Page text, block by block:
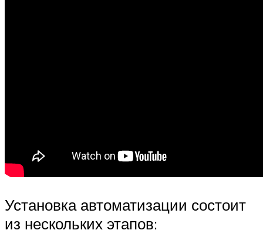
Установка автоматизации состоит
из нескольких этапов: